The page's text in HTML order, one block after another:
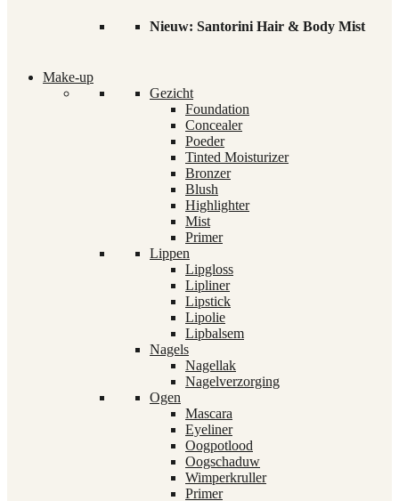
Nieuw: Santorini Hair & Body Mist
Make-up
Gezicht
Foundation
Concealer
Poeder
Tinted Moisturizer
Bronzer
Blush
Highlighter
Mist
Primer
Lippen
Lipgloss
Lipliner
Lipstick
Lipolie
Lipbalsem
Nagels
Nagellak
Nagelverzorging
Ogen
Mascara
Eyeliner
Oogpotlood
Oogschaduw
Wimperkruller
Primer